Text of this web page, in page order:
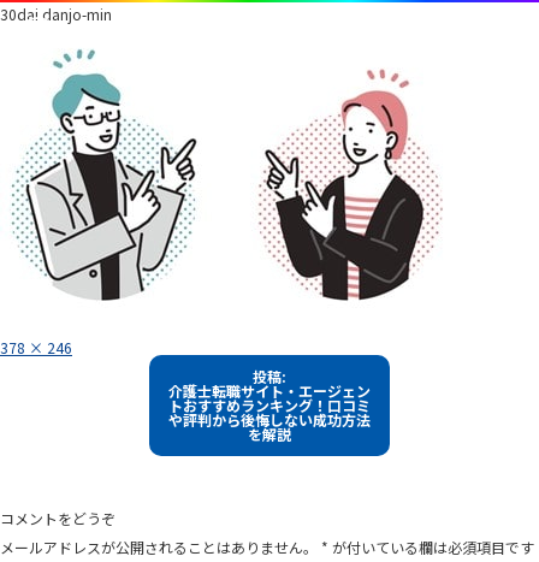
30dai danjo-min
フ
ル
378 × 246
ー
シ
投稿:
介護士転職サイト・エージェン
トおすすめランキング！口コミ
や評判から後悔しない成功方法
を解説
コメントをどうぞ
メールアドレスが公開されることはありません。
* が付いている欄は必須項目です